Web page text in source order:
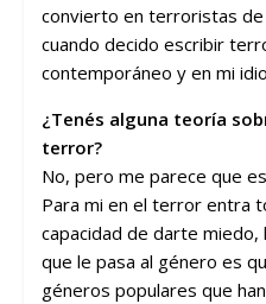
convierto en terroristas
cuando decido escribir
contemporáneo y en mi
¿Tenés alguna teoría
terror?
No, pero me parece que
Para mi en el terror entra
capacidad de darte miedo,
que le pasa al género es
géneros populares que